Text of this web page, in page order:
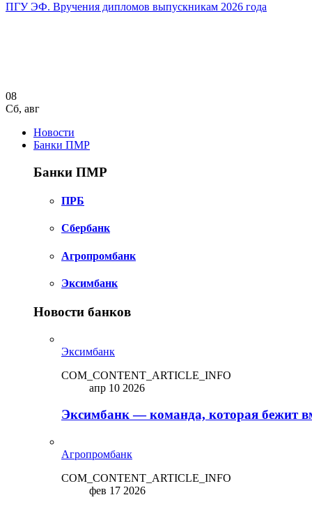
ПГУ ЭФ. Вручения дипломов выпускникам 2026 года
08
Сб, авг
Новости
Банки ПМР
Банки ПМР
ПРБ
Сбербанк
Агропромбанк
Эксимбанк
Новости банков
Эксимбанк
COM_CONTENT_ARTICLE_INFO
апр 10 2026
Эксимбанк — команда, которая бежит
Агропромбанк
COM_CONTENT_ARTICLE_INFO
фев 17 2026